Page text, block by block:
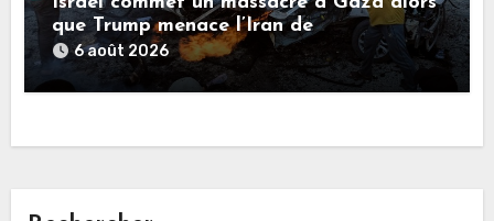
que Trump menace l’Iran de
«décapitation»
6 août 2026